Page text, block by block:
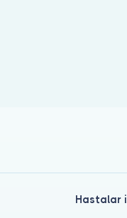
Hastalar